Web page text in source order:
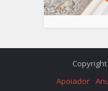
Apoiador